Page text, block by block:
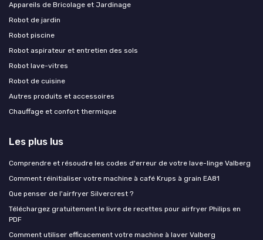
Appareils de Bricolage et Jardinage
Robot de jardin
Robot piscine
Robot aspirateur et entretien des sols
Robot lave-vitres
Robot de cuisine
Autres produits et accessoires
Chauffage et confort thermique
Les plus lus
Comprendre et résoudre les codes d'erreur de votre lave-linge Valberg
Comment réinitialiser votre machine à café Krups à grain EA81
Que penser de l'airfryer Silvercrest ?
Téléchargez gratuitement le livre de recettes pour airfryer Philips en
PDF
Comment utiliser efficacement votre machine à laver Valberg